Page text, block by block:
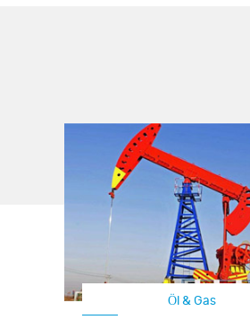
Öl & Gas